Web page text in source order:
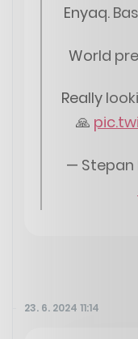
Enyaq.
World
Really
🙏
— Stepan
23. 6. 2024 11:14